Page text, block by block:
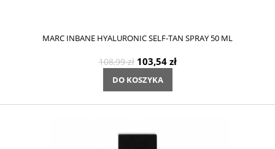
MARC INBANE HYALURONIC SELF-TAN SPRAY 50 ML
108,99 zł 103,54 zł
DO KOSZYKA